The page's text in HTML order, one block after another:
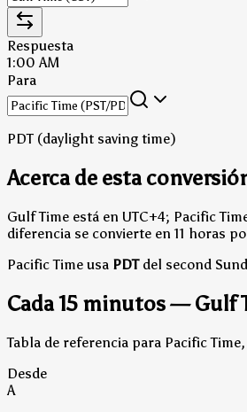
Respuesta
1:00 AM
Para
PDT (daylight saving time)
Acerca de esta
Gulf Time está en UTC+4; Pacific
diferencia se convierte en 11 horas
Pacific Time usa PDTdel second
Cada 15 minutos — Gulf
Tabla de referencia para Pacific
Desde
A